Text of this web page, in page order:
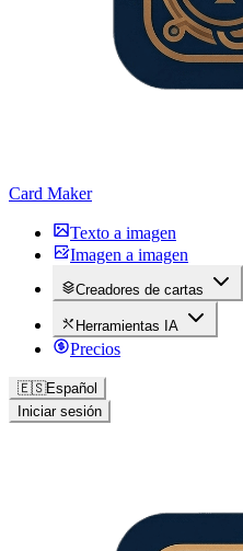
Card Maker
Texto a imagen
Imagen a imagen
Creadores de cartas
Herramientas IA
Precios
🇪🇸Español
Iniciar sesión